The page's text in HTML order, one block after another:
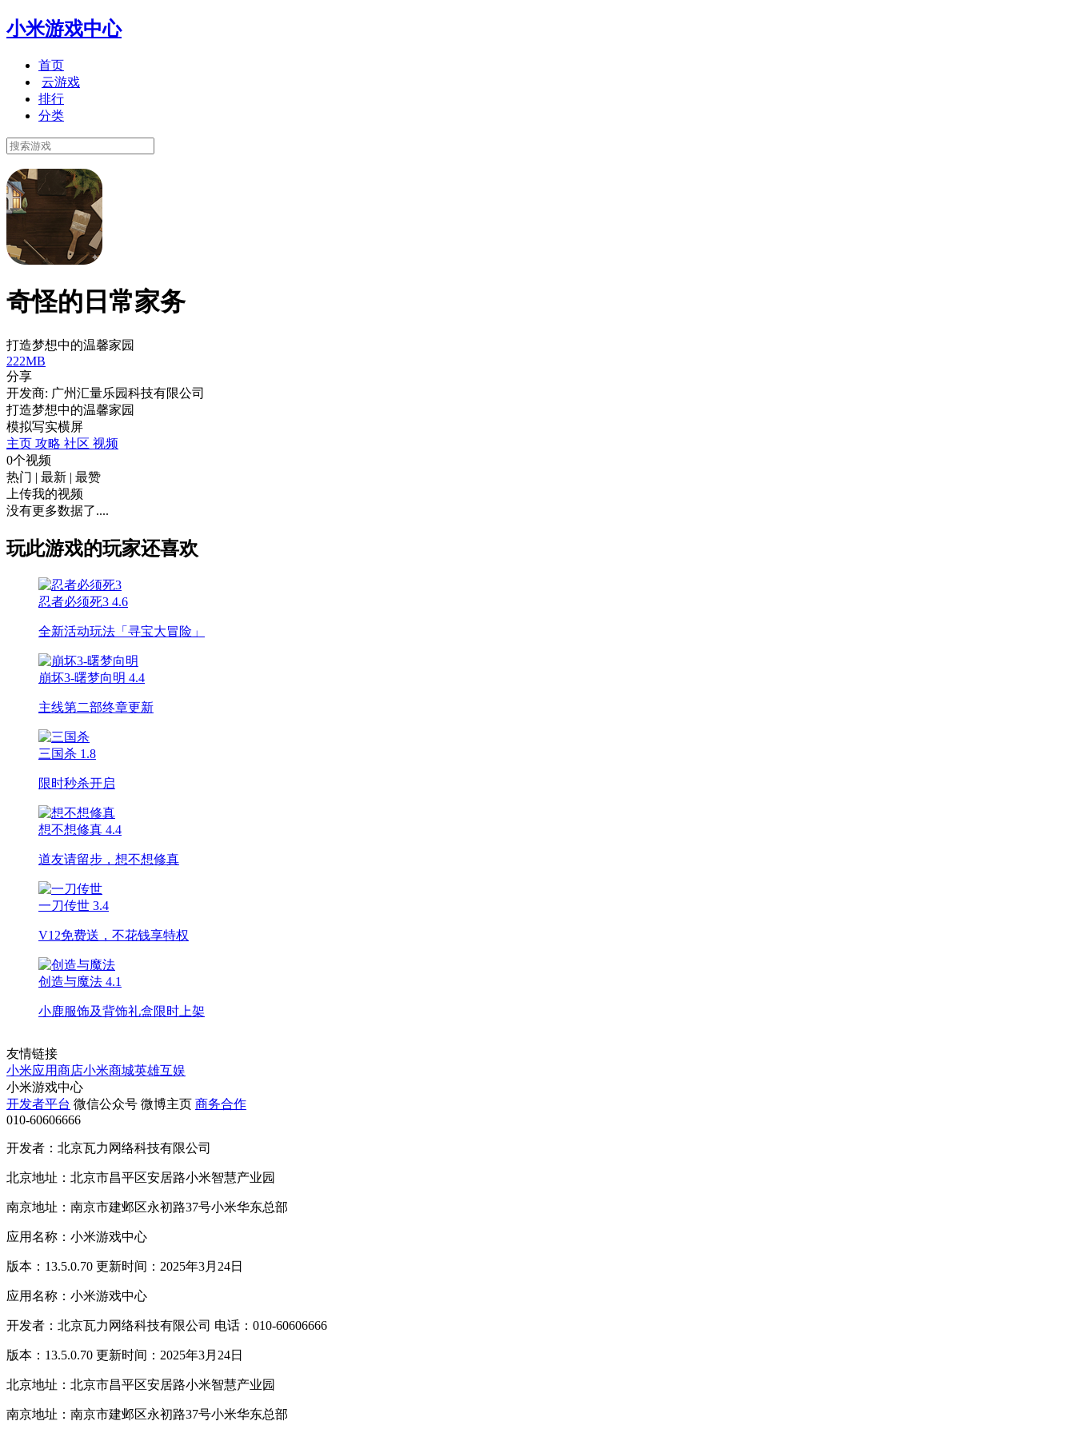
小米游戏中心
首页
云游戏
排行
分类
奇怪的日常家务
打造梦想中的温馨家园
222MB
分享
开发商: 广州汇量乐园科技有限公司
打造梦想中的温馨家园
模拟写实横屏
主页 攻略 社区 视频
0个视频
热门 | 最新 | 最赞
上传我的视频
没有更多数据了....
玩此游戏的玩家还喜欢
忍者必须死3 4.6
全新活动玩法「寻宝大冒险」
崩坏3-曙梦向明 4.4
主线第二部终章更新
三国杀 1.8
限时秒杀开启
想不想修真 4.4
道友请留步，想不想修真
一刀传世 3.4
V12免费送，不花钱享特权
创造与魔法 4.1
小鹿服饰及背饰礼盒限时上架
友情链接
小米应用商店小米商城英雄互娱
小米游戏中心
开发者平台 微信公众号 微博主页 商务合作
010-60606666
开发者：北京瓦力网络科技有限公司
北京地址：北京市昌平区安居路小米智慧产业园
南京地址：南京市建邺区永初路37号小米华东总部
应用名称：小米游戏中心
版本：13.5.0.70 更新时间：2025年3月24日
应用名称：小米游戏中心
开发者：北京瓦力网络科技有限公司 电话：010-60606666
版本：13.5.0.70 更新时间：2025年3月24日
北京地址：北京市昌平区安居路小米智慧产业园
南京地址：南京市建邺区永初路37号小米华东总部